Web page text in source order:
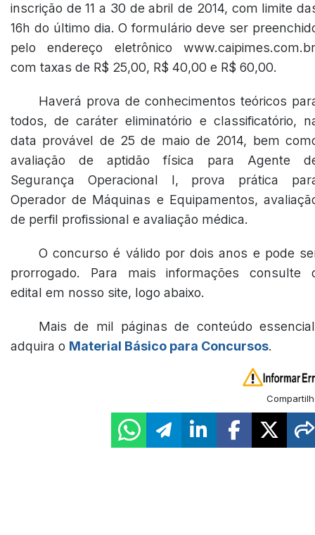
inscrição de 11 a 30 de abril de 2014, com limite
16h do último dia. O formulário deve ser
pelo endereço eletrônico
com taxas de R$ 25,00, R$ 40,00 e R$ 60,00.
Haverá prova de conhecimentos teóricos
todos, de caráter eliminatório e classificatório,
data provável de 25 de maio de 2014, bem
avaliação de aptidão física para Agente
Segurança Operacional I, prova prática
Operador de Máquinas e Equipamentos,
de perfil profissional e avaliação médica.
O concurso é válido por dois anos e pode
prorrogado. Para mais informações consulte
edital em nosso site, logo abaixo.
Mais de mil páginas de conteúdo
adquira o Material Básico para Concursos.